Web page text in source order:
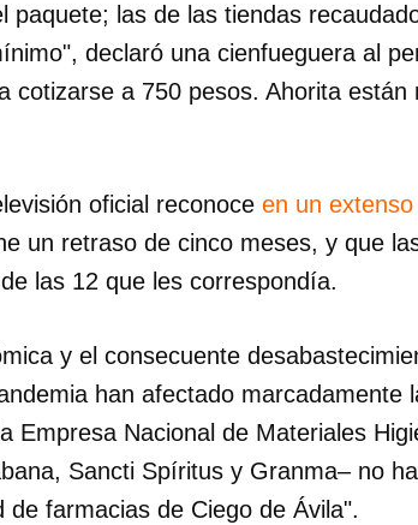
paquete; las de las tiendas
declaró una cienfueguera al
cotizarse a 750 pesos. Ahorita están
oficial reconoce en un
un retraso de cinco meses, y que
las 12 que les correspondía.
y el consecuente
han afectado marcadamente
Empresa Nacional de Materiales
Sancti Spíritus y Granma– no
de farmacias de Ciego de Ávila".